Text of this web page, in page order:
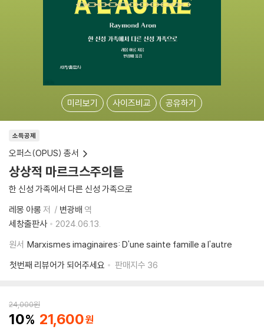
미리보기 사이즈비교 공유하기
소득공제
오퍼스(OPUS) 총서
상상적 마르크스주의들
한 신성 가족에서 다른 신성 가족으로
레몽 아롱 저 변광배 역
세창출판사
2024.06.13.
원서 Marxismes imaginaires: D'une sainte famille a l'autre
첫번째 리뷰어가 되어주세요
판매지수 36
24,000원
10 21,600